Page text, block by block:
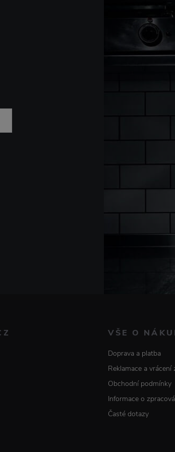
VŠE O
Doprava a platba
Reklamace a vrácení
Obchodní podmínky
Informace o
Časté dotazy